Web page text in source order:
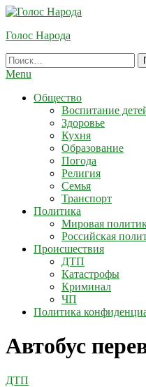
Skip
Content
Голос Народа
Найти:
Menu
Общество
Воспитание
Здоровье
Кухня
Образование
Погода
Религия
Семья
Транспорт
Политика
Мировая
Российская
Происшествия
ДТП
Катастрофы
Криминал
ЧП
Политика
Автобус
ДТП